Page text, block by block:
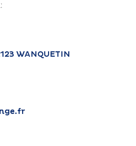
WANQUETIN